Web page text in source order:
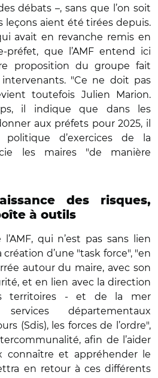
débats –, sans que l’on soit
leçons aient été tirées depuis.
avait en revanche remis en
préfet, que l’AMF entend ici
proposition du groupe fait
intervenants. "Ce ne doit pas
toutefois Julien Marion.
il indique que dans les
aux préfets pour 2025, il
d’exercices de la
les maires "de manière
des risques,
à outils
qui n’est pas sans lien
d’une "task force", "en
autour du maire, avec son
et en lien avec la direction
territoires - et de la mer
départementaux
(Sdis), les forces de l’ordre",
afin de l’aider
connaître et appréhender le
en retour à ces différents